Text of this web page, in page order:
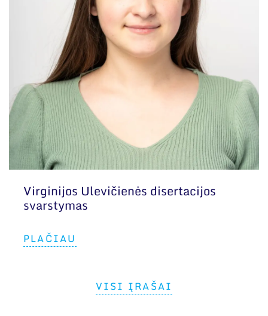
Virginijos Ulevičienės disertacijos
svarstymas
PLAČIAU
VISI ĮRAŠAI